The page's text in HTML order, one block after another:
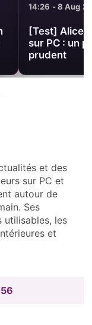
14:26 - 8 Aug
[Test] Alice
sur PC : un
prudent
et des
sur PC et
autour de
Ses
utilisables, les
et